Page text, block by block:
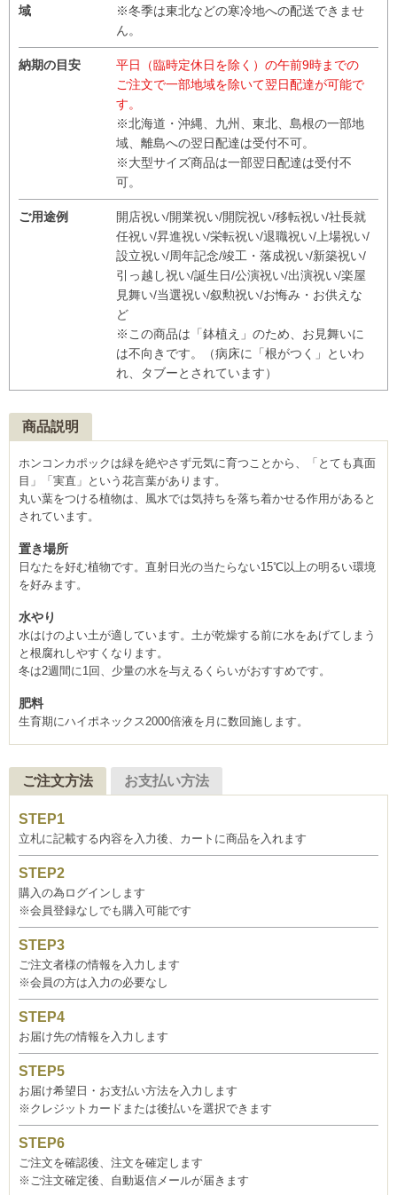
域
※冬季は東北などの寒冷地への配送できませ
ん。
納期の目安
平日（臨時定休日を除く）の午前9時までの
ご注文で一部地域を除いて翌日配達が可能で
す。
※北海道・沖縄、九州、東北、島根の一部地
域、離島への翌日配達は受付不可。
※大型サイズ商品は一部翌日配達は受付不
可。
ご用途例
開店祝い/開業祝い/開院祝い/移転祝い/社長就
任祝い/昇進祝い/栄転祝い/退職祝い/上場祝い/
設立祝い/周年記念/竣工・落成祝い/新築祝い/
引っ越し祝い/誕生日/公演祝い/出演祝い/楽屋
見舞い/当選祝い/叙勲祝い/お悔み・お供えな
ど
※この商品は「鉢植え」のため、お見舞いに
は不向きです。（病床に「根がつく」といわ
れ、タブーとされています）
商品説明
ホンコンカポックは緑を絶やさず元気に育つことから、「とても真面
目」「実直」という花言葉があります。
丸い葉をつける植物は、風水では気持ちを落ち着かせる作用があると
されています。
置き場所
日なたを好む植物です。直射日光の当たらない15℃以上の明るい環境
を好みます。
水やり
水はけのよい土が適しています。土が乾燥する前に水をあげてしまう
と根腐れしやすくなります。
冬は2週間に1回、少量の水を与えるくらいがおすすめです。
肥料
生育期にハイポネックス2000倍液を月に数回施します。
ご注文方法 お支払い方法
立札に記載する内容を入力後、カートに商品を入れます
購入の為ログインします
※会員登録なしでも購入可能です
ご注文者様の情報を入力します
※会員の方は入力の必要なし
お届け先の情報を入力します
お届け希望日・お支払い方法を入力します
※クレジットカードまたは後払いを選択できます
ご注文を確認後、注文を確定します
※ご注文確定後、自動返信メールが届きます